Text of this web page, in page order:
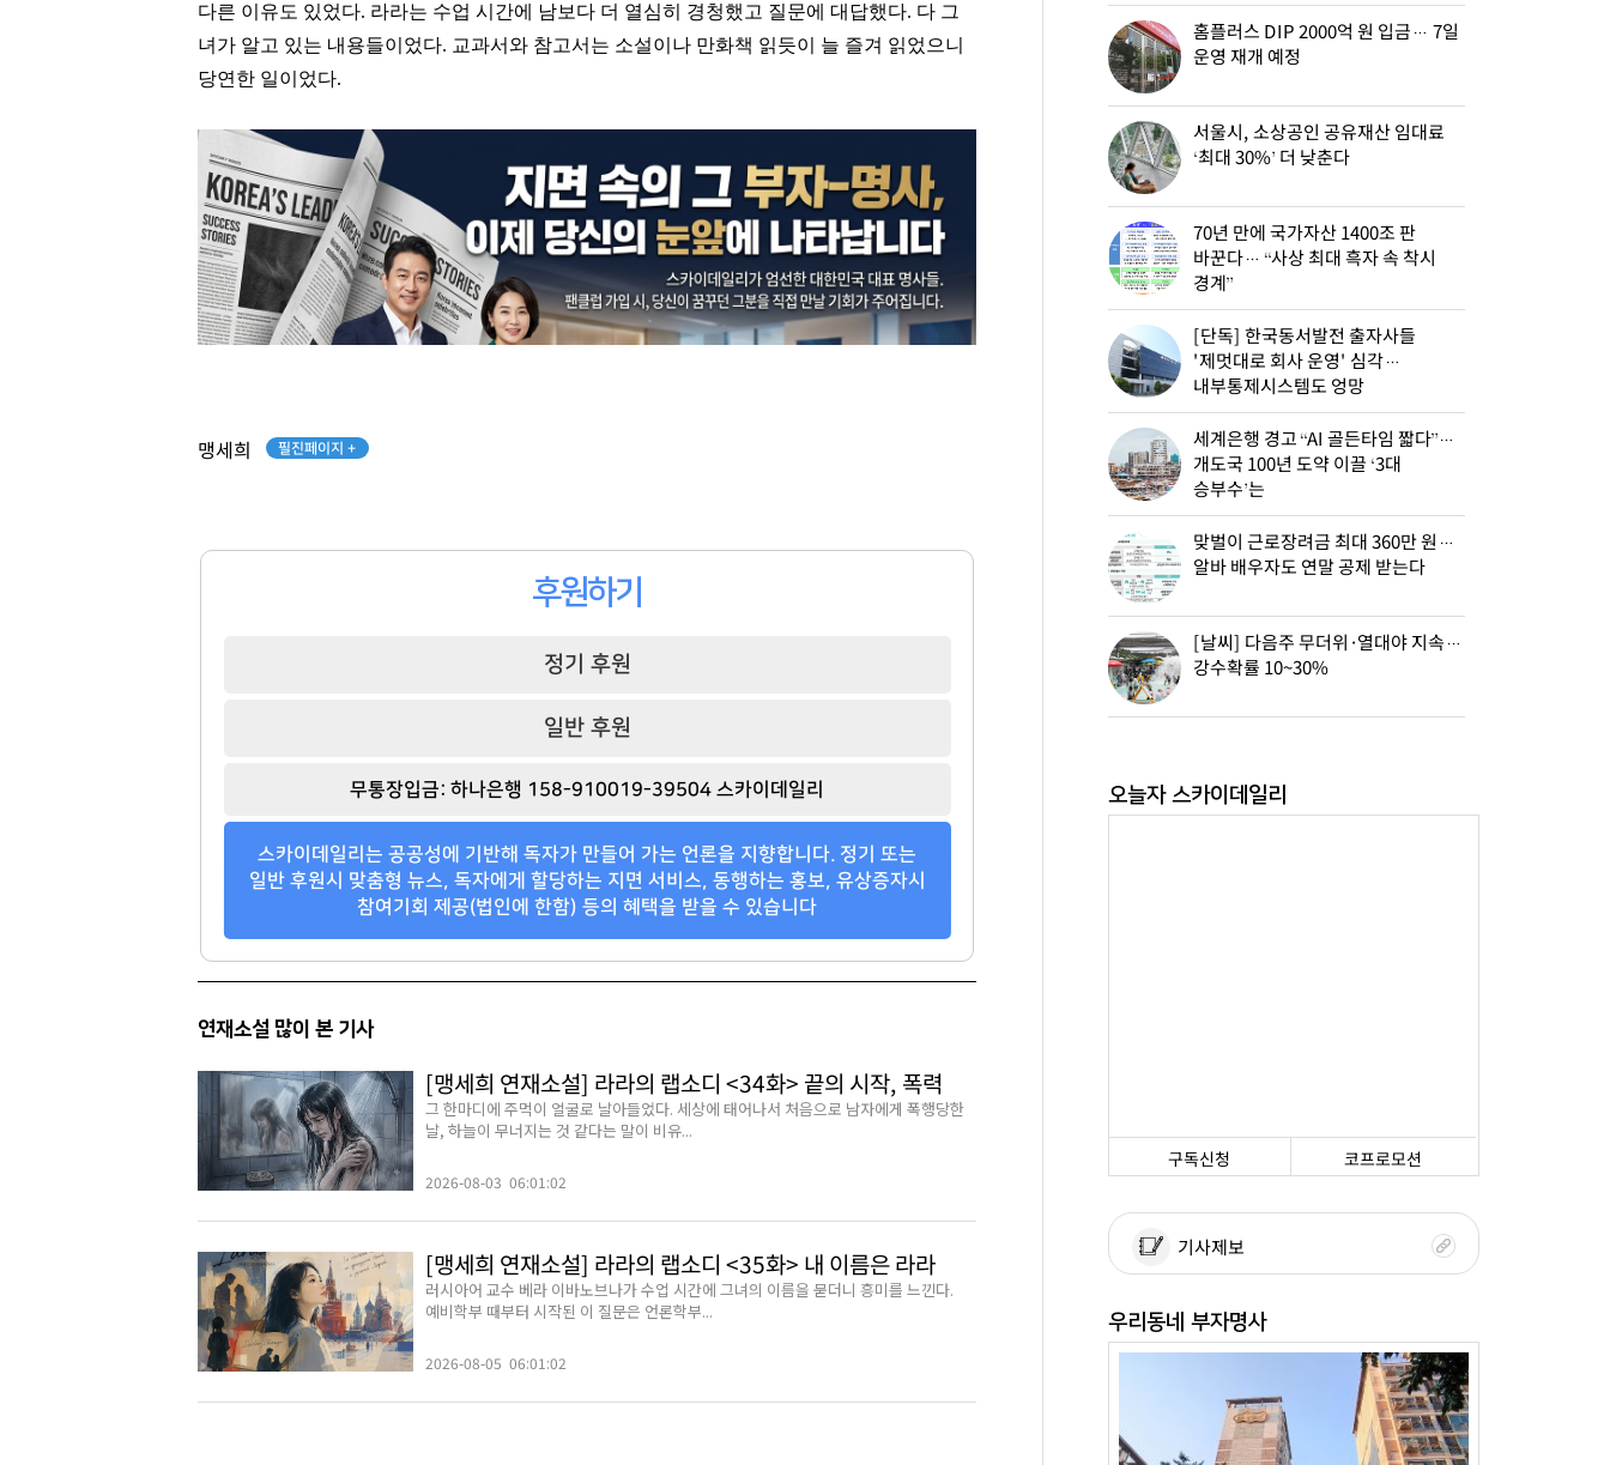
다른 이유도 있었다. 라라는 수업 시간에 남보다 더 열심히 경청했고 질문에 대답했다. 다 그
녀가 알고 있는 내용들이었다. 교과서와 참고서는 소설이나 만화책 읽듯이 늘 즐겨 읽었으니
당연한 일이었다.
신한엔시모
팬클럽 참여
DL
단독주택
팬클럽 참여
118
강태영
NH농협은행
다가구주택 및 근린생활시설
팬클럽 참여
101
사이몬
소피아도무스
팬클럽 참여
30
트리마제
팬클럽 참여
맹세희 필진페이지 +
후원하기
정기 후원
일반 후원
무통장입금: 하나은행 158-910019-39504 스카이데일리
스카이데일리는 공공성에 기반해 독자가 만들어 가는 언론을 지향합니다. 정기 또는
일반 후원시 맞춤형 뉴스, 독자에게 할당하는 지면 서비스, 동행하는 홍보, 유상증자시
참여기회 제공(법인에 한함) 등의 혜택을 받을 수 있습니다
연재소설 많이 본 기사
[맹세희 연재소설] 라라의 랩소디 <34화> 끝의 시작, 폭력
그 한마디에 주먹이 얼굴로 날아들었다. 세상에 태어나서 처음으로 남자에게 폭행당한
날, 하늘이 무너지는 것 같다는 말이 비유...
2026-08-03 06:01:02
[맹세희 연재소설] 라라의 랩소디 <35화> 내 이름은 라라
러시아어 교수 베라 이바노브나가 수업 시간에 그녀의 이름을 묻더니 흥미를 느낀다.
예비학부 때부터 시작된 이 질문은 언론학부...
2026-08-05 06:01:02
홈플러스 DIP 2000억 원 입금… 7일
운영 재개 예정
서울시, 소상공인 공유재산 임대료
‘최대 30%’ 더 낮춘다
70년 만에 국가자산 1400조 판
바꾼다… “사상 최대 흑자 속 착시
경계”
[단독] 한국동서발전 출자사들
'제멋대로 회사 운영' 심각…
내부통제시스템도 엉망
세계은행 경고 “AI 골든타임 짧다”…
개도국 100년 도약 이끌 ‘3대
승부수’는
맞벌이 근로장려금 최대 360만 원…
알바 배우자도 연말 공제 받는다
[날씨] 다음주 무더위·열대야 지속…
강수확률 10~30%
오늘자 스카이데일리
구독신청 코프로모션
기사제보
우리동네 부자명사